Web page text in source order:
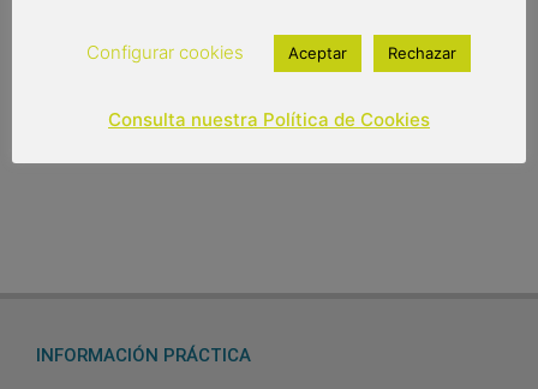
Out of stock
INFORMACIÓN PRÁCTICA
Configurar cookies Aceptar Rechazar
Consulta nuestra Política de Cookies